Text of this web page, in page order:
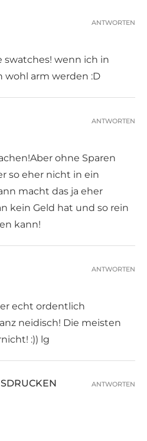
wenn ich in
wohl arm werden :D
ANTWORTEN
ohne Sparen
so eher nicht in ein
macht das ja eher
kein Geld hat und so rein
kann!
ANTWORTEN
echt ordentlich
neidisch! Die meisten
:)) lg
ANTWORTEN
ANTWORTEN